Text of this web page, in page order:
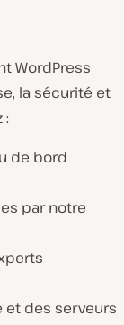
WordPress
la sécurité et
:
de bord
par notre
et des serveurs